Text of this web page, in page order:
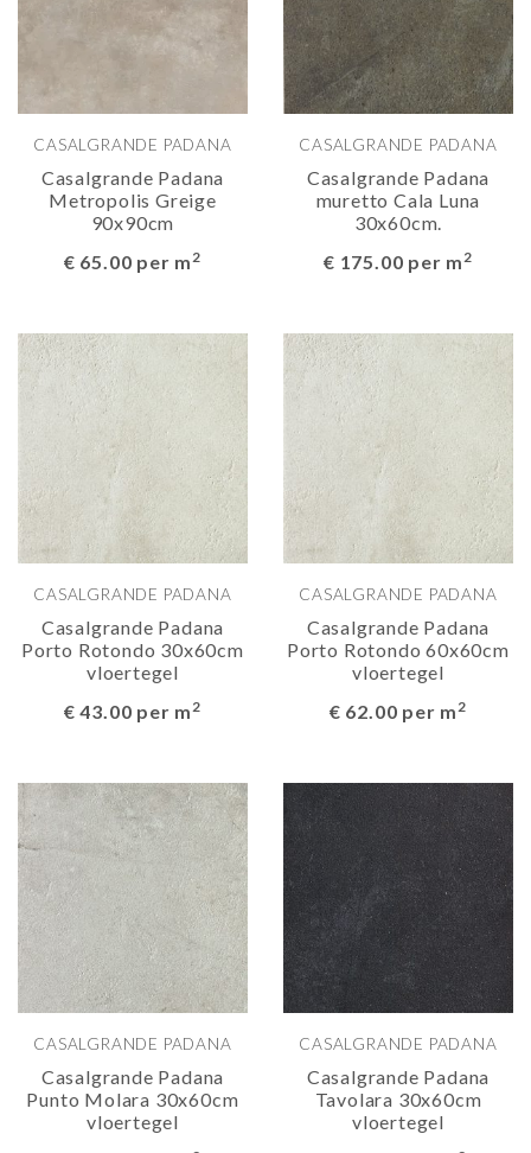
CASALGRANDE PADANA
Casalgrande Padana
Metropolis Greige
90x90cm
€ 65.00 per m2
CASALGRANDE PADANA
Casalgrande Padana
muretto Cala Luna
30x60cm.
€ 175.00 per m2
CASALGRANDE PADANA
Casalgrande Padana
Porto Rotondo 30x60cm
vloertegel
€ 43.00 per m2
CASALGRANDE PADANA
Casalgrande Padana
Porto Rotondo 60x60cm
vloertegel
€ 62.00 per m2
CASALGRANDE PADANA
Casalgrande Padana
Punto Molara 30x60cm
vloertegel
CASALGRANDE PADANA
Casalgrande Padana
Tavolara 30x60cm
vloertegel